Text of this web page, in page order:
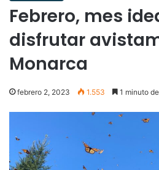
Febrero, mes
disfrutar
Monarca
febrero 2, 2023 1.553 1 minuto